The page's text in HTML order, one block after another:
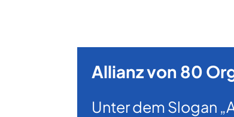
Allianz von 80
Unter dem Slogan